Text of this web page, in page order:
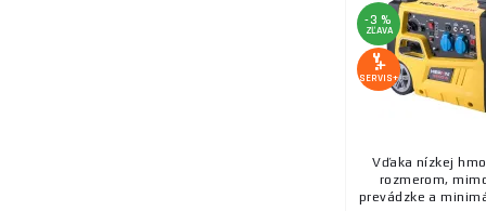
14.
-3 %
ZĽAVA
SERVIS+
Vďaka nízkej
rozmerom,
prevádzke a